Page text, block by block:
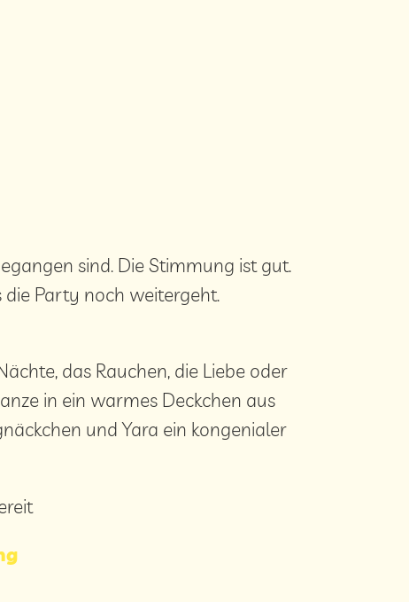
sind. Die Stimmung ist gut.
die Party noch weitergeht.
das Rauchen, die Liebe oder
in ein warmes Deckchen aus
und Yara ein kongenialer